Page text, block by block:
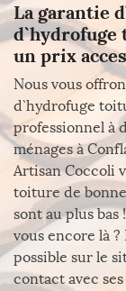
La garantie
d`hydrofuge
un prix
Nous vous
d`hydrofuge
professionnel à
ménages à
Artisan Coccoli
toiture de
sont au plus
vous encore là
possible sur le
contact avec